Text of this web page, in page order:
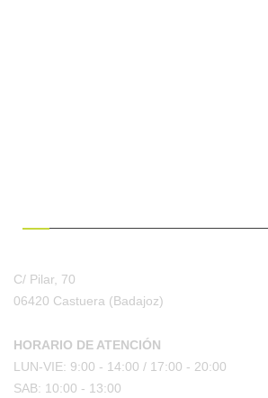
C/ Pilar, 70
06420 Castuera (Badajoz)
HORARIO DE ATENCIÓN
LUN-VIE: 9:00 - 14:00 / 17:00 - 20:00
SAB: 10:00 - 13:00